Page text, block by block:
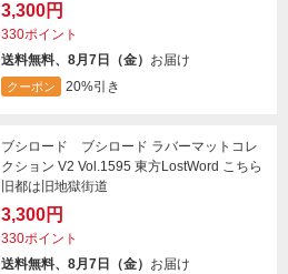
3,300円
330ポイント
送料無料、8月7日（金） お届け
クーポン 20%引き
ブシロード ブシロード ラバーマットコレ
クション V2 Vol.1595 東方LostWord こちら
旧都は旧地獄街道
3,300円
330ポイント
送料無料、8月7日（金） お届け